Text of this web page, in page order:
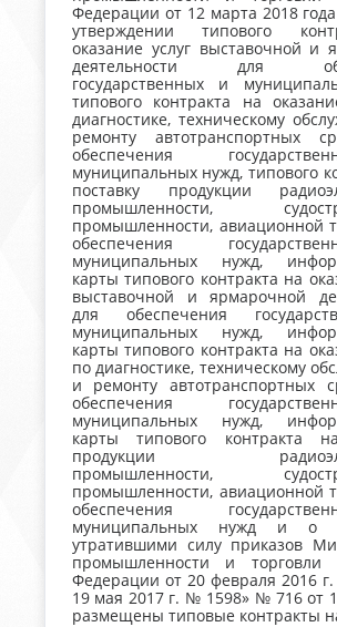
Федерации от 12 марта 2018
утверждении типового
оказание услуг выставочной и
деятельности для
государственных и
типового контракта на
диагностике, техническому
ремонту автотранспортных
обеспечения
муниципальных нужд, типового
поставку продукции
промышленности,
промышленности, авиационной
обеспечения
муниципальных нужд,
карты типового контракта на
выставочной и ярмарочной
для обеспечения
муниципальных нужд,
карты типового контракта на
по диагностике, техническому
и ремонту автотранспортных
обеспечения
муниципальных нужд,
карты типового контракта
продукции
промышленности,
промышленности, авиационной
обеспечения
муниципальных нужд и о
утратившими силу приказов
промышленности и торговли
Федерации от 20 февраля 2016
19 мая 2017 г. № 1598» № 716 от
размещены типовые контракты